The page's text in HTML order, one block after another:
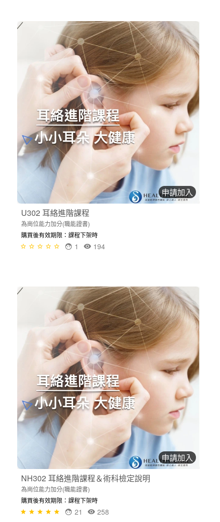
申請加入
U302 耳絡進階課程
為崗位能力加分(職能證書)
購買後有效期限：課程下架時
194
1
申請加入
NH302 耳絡進階課程＆術科檢定說明
為崗位能力加分(職能證書)
購買後有效期限：課程下架時
258
21